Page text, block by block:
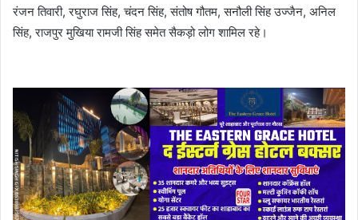
रंजन तिवारी, रघुराज सिंह, चंदन सिंह, संतोष गौतम, सनौली सिंह उज्जैन, अनिल
सिंह, राजपुर मुखिया रामजी सिंह समेत सैकड़ो लोग शामिल रहे।